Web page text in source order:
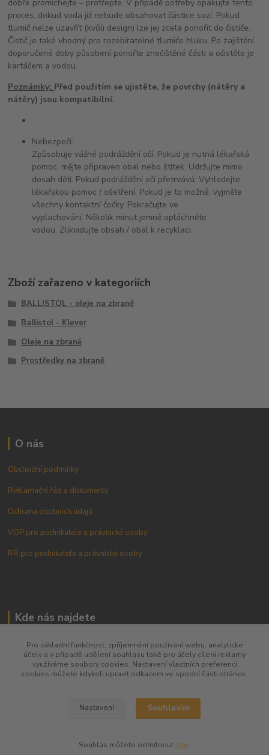
dobře promíchejte – protřepte. V případě potřeby opakujte tento
proces, dokud voda již nebude obsahovat částice sazí. Pokud
tlumič nelze uzavřít (kvůli design) lze jej zcela ponořit do čističe.
Čistič je také vhodný pro rozebíratelné tlumiče hluku. Po zajištění
doporučené doby působení ponořte znečištěné části a očistěte je
kartáčem a vodou.
Poznámky: Před použitím se ujistěte, že povrchy (nátěry a
nátěry) jsou kompatibilní.
Nebezpečí:
Způsobuje vážné podráždění očí. Pokud je nutná lékařská
pomoc, mějte připraven obal nebo štítek. Udržujte mimo
dosah dětí. Pokud podráždění očí přetrvává: Vyhledejte
lékařskou pomoc / ošetření. Pokud je to možné, vyjměte
všechny kontaktní čočky. Pokračujte ve
vyplachování. Několik minut jemně opláchněte
vodou. Zlikvidujte obsah / obal k recyklaci.
Zboží zařazeno v kategoriích
BALLISTOL - oleje na zbraně
Ballistol - Klever
Oleje na zbraně
Prostředky na zbraně
O nás
Obchodní podmínky
Reklamační řád a dokumenty
Ochrana osobních údajů
VOP pro podnikatele a právnické osoby
RŘ pro podnikatele a právnické osoby
Kde nás najdete
Českobratrská 31
Prostějov 796 01
Pro základní funkčnost, zpříjemnění používání webu, analytické
účely a v případě udělení souhlasu také pro účely cílení reklamy
využíváme soubory cookies. Nastavení vlastních preferencí
cookies můžete kdykoli upravit odkazem ve spodní části stránek.
Nastavení Souhlasím
Souhlas můžete odmítnout zde.